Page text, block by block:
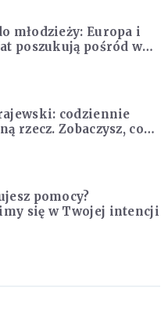
młodzieży: Europa i
poszukują pośród was
codziennie
rzecz. Zobaczysz, co
z twoim życiem
pomocy?
się w Twojej intencji